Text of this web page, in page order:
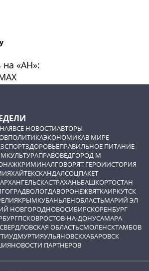
на «АН»:
ВСЕ НОВОСТИАВТОРЫ
ПОЛИТИКАЭКОНОМИКАВ МИРЕ
СПОРТЗДОРОВЬЕПРАВИЛЬНОЕ ПИТАНИЕ
КУЛЬТУРАПРАВОВЕДГОРОД М
КРИМИНАЛГОВОРЯТ ГЕРОИИСТОРИЯ
ХАЙТЕКСКАНДАЛСОЦПАКЕТ
АРХАНГЕЛЬСКАСТРАХАНЬБАШКОРТОСТАН
ВОЛОГДАВОРОНЕЖВЯТКАИРКУТСК
КРЫМКУБАНЬЛЕНОБЛАСТЬМАРИЙ ЭЛ
НОВГОРОДНОВОСИБИРСКОРЕНБУРГ
ПСКОВРОСТОВ-НА-ДОНУСАМАРА
СВЕРДЛОВСКАЯ ОБЛАСТЬСМОЛЕНСКТАМБОВ
УДМУРТИЯУЛЬЯНОВСКХАБАРОВСК
НОВОСТИ ПАРТНЕРОВ